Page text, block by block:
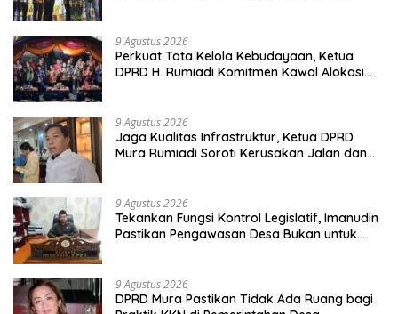
9 Agustus 2026
Perkuat Tata Kelola Kebudayaan, Ketua
DPRD H. Rumiadi Komitmen Kawal Alokasi
9 Agustus 2026
Jaga Kualitas Infrastruktur, Ketua DPRD
Mura Rumiadi Soroti Kerusakan Jalan dan
9 Agustus 2026
Tekankan Fungsi Kontrol Legislatif, Imanudin
Pastikan Pengawasan Desa Bukan untuk
9 Agustus 2026
DPRD Mura Pastikan Tidak Ada Ruang bagi